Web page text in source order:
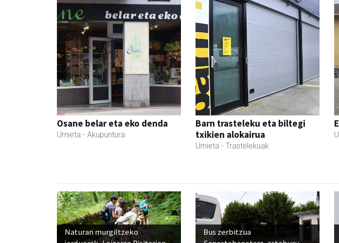
Osane belar eta eko denda
Urnieta - Akupuntura
Barn trasteleku eta biltegi
txikien alokairua
Urnieta - Trastelekuak
Naturan murgiltzeko
Bus zerbitzua